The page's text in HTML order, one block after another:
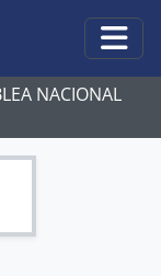
NACIONAL